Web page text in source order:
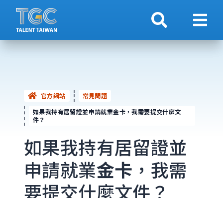
搜索 顯示
官方網站
常見問題
如果我持有居留證並申請就業金卡，我需要提交什麼文
件？
如果我持有居留證並
申請就業金卡 ，我需
要提交什麼文件？